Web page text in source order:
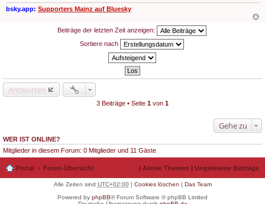
g
bsky.app: Supporters Mainz auf Bluesky
Beiträge der letzten Zeit anzeigen:
Sortiere nach
Antworten
3 Beiträge • Seite 1 von 1
Gehe zu
WER IST ONLINE?
Mitglieder in diesem Forum: 0 Mitglieder und 11 Gäste
Portal Foren-Übersicht | Aktive Themen | Ungelesene Beiträge
Alle Zeiten sind UTC+02:00| Cookies löschen | Das Team
Powered by phpBB® Forum Software © phpBB Limited